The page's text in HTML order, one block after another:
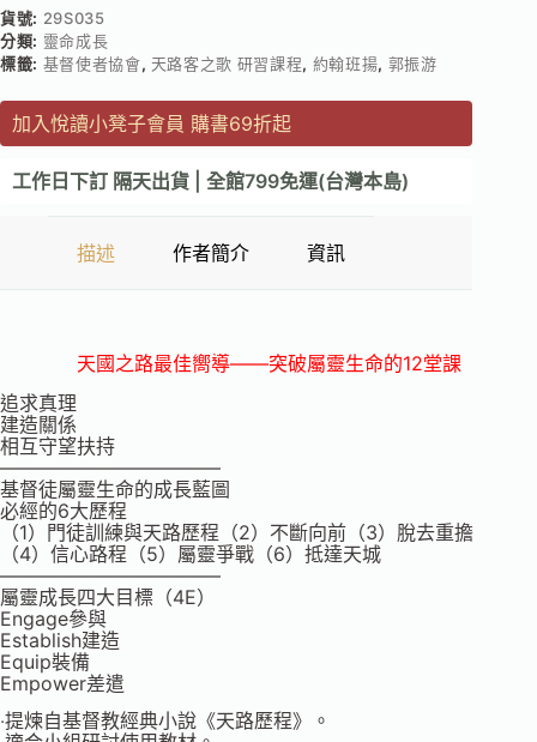
貨號: 29S035
分類: 靈命成長
標籤: 基督使者協會, 天路客之歌 研習課程, 約翰班揚, 郭振游
加入悅讀小凳子會員 購書69折起
工作日下訂 隔天出貨 | 全館799免運(台灣本島)
描述 作者簡介 資訊
天國之路最佳嚮導——突破屬靈生命的12堂課
追求真理
建造關係
相互守望扶持
———————————–
基督徒屬靈生命的成長藍圖
必經的6大歷程
（1）門徒訓練與天路歷程（2）不斷向前（3）脫去重擔
（4）信心路程（5）屬靈爭戰（6）抵達天城
———————————–
屬靈成長四大目標（4E）
Engage參與
Establish建造
Equip裝備
Empower差遣
‧提煉自基督教經典小說《天路歷程》。